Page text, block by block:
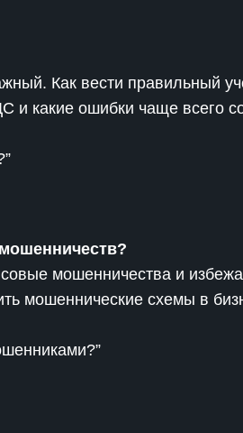
Как вести правильный
и какие ошибки чаще всего
мошенничества и
мошеннические схемы в